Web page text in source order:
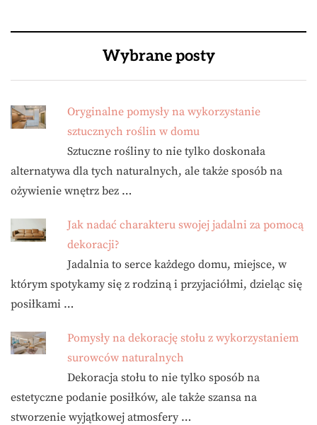
Wybrane posty
Oryginalne pomysły na wykorzystanie
sztucznych roślin w domu
Sztuczne rośliny to nie tylko doskonała
alternatywa dla tych naturalnych, ale także sposób na
ożywienie wnętrz bez …
Jak nadać charakteru swojej jadalni za pomocą
dekoracji?
Jadalnia to serce każdego domu, miejsce, w
którym spotykamy się z rodziną i przyjaciółmi, dzieląc się
posiłkami …
Pomysły na dekorację stołu z wykorzystaniem
surowców naturalnych
Dekoracja stołu to nie tylko sposób na
estetyczne podanie posiłków, ale także szansa na
stworzenie wyjątkowej atmosfery …